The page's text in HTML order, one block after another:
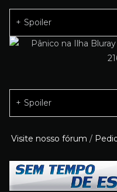
Spoiler
Spoiler
Visite nosso fórum /